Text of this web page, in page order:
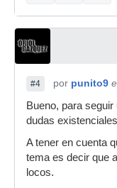
#4 por punito9
Bueno, para
dudas
A tener en cuenta
tema es decir que
locos.